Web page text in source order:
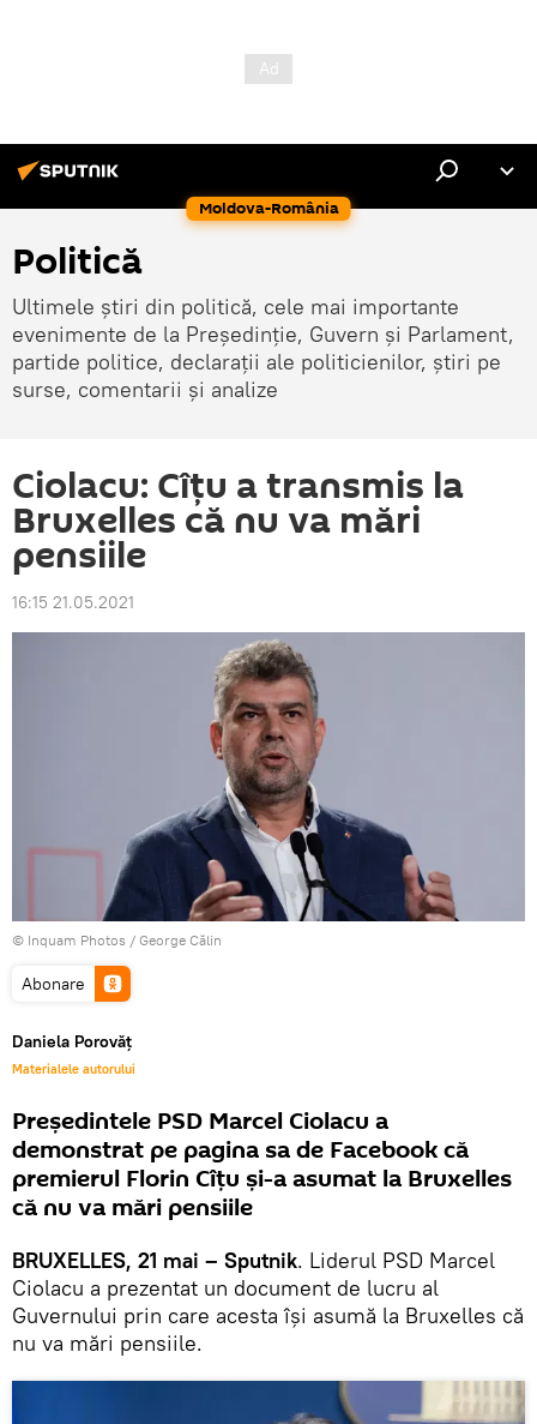
Moldova-România
Politică
Ultimele știri din politică, cele mai importante
evenimente de la Președinție, Guvern și Parlament,
partide politice, declarații ale politicienilor, știri pe
surse, comentarii și analize
Ciolacu: Cîțu a transmis la
Bruxelles că nu va mări
pensiile
16:15 21.05.2021
© Inquam Photos / George Călin
Abonare
Daniela Porovăț
Materialele autorului
Președintele PSD Marcel Ciolacu a
demonstrat pe pagina sa de Facebook că
premierul Florin Cîțu și-a asumat la Bruxelles
că nu va mări pensiile
BRUXELLES, 21 mai – Sputnik. Liderul PSD Marcel
Ciolacu a prezentat un document de lucru al
Guvernului prin care acesta își asumă la Bruxelles că
nu va mări pensiile.